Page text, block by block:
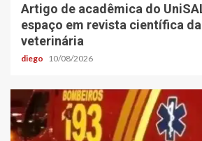
Artigo de acadêmica do
espaço em revista científica
veterinária
diego 10/08/2026